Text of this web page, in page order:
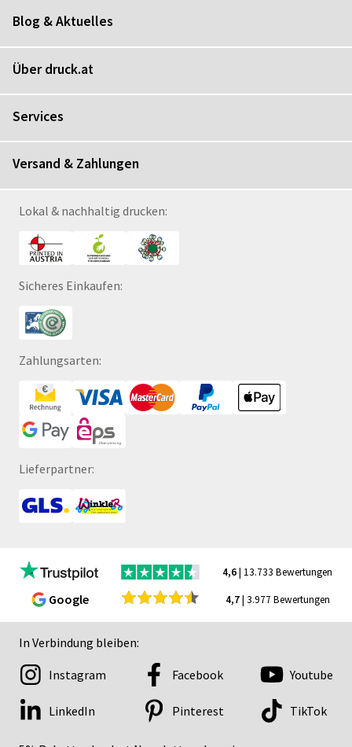
Blog & Aktuelles
Über druck.at
Services
Versand & Zahlungen
Lokal & nachhaltig drucken:
Sicheres Einkaufen:
Zahlungsarten:
Lieferpartner:
4,6| 13.733 Bewertungen
Google 4,7| 3.977 Bewertungen
In Verbindung bleiben:
Instagram Facebook Youtube
LinkedIn Pinterest TikTok